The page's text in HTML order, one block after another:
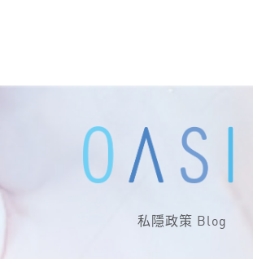
私隱政策 Blog